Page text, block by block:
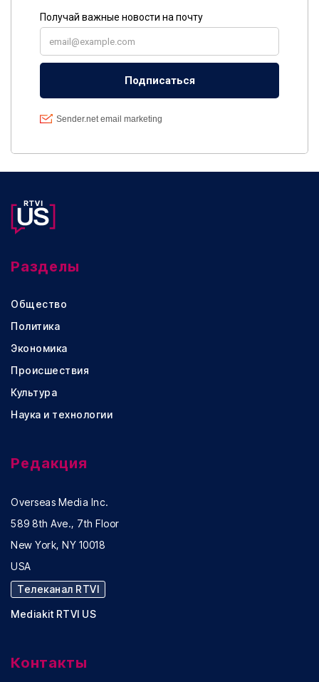
Разделы
Общество
Политика
Экономика
Происшествия
Культура
Наука и технологии
Редакция
Overseas Media Inc.
589 8th Ave., 7th Floor
New York, NY 10018
USA
Телеканал RTVI
Mediakit RTVI US
Контакты